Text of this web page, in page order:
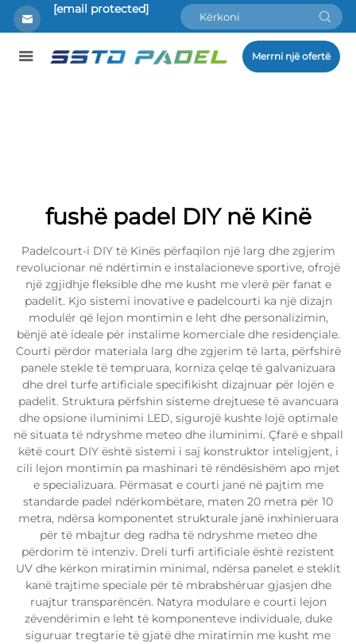
[email protected]
Merrni një ofertë
fushë padel DIY në Kinë
Padelcourt-i DIY të Kinës përfaqilon një larg dhe zgjerim
revolucionar në ndërtimin e instalacioneve sportive, ofrojë
një zgjidhje fleksible dhe me kusht me vlerë për fanat e
padelit. Kjo sistemi inovative e padelcourti ka një dizajn
modulër që lejon montimin e leht dhe personalizimin,
bënjë atë ideale për instalime komerciale dhe residençiale.
Courti përdor materiala larg dhe zgjerim të larta, përfshirë
panele stekle të tempruara, korniza çelqe të galvanizuara
dhe drel turfe artificiale specifikisht dizajnuar për lojën e
padelit. Struktura përfshin sisteme drejtuese të avancuara
dhe opsione iluminimi LED, sigurojë kushte lojë optimale
në situata të ndryshme meteo dhe iluminimi. Çfarë e shpall
këtë court DIY është sistemi i saj konstruktor inteligjent, i
cili lejon montimin pa mashinari të rëndësishëm apo mjet
e specializuara. Përmasat e courti janë në pajtim me
standarde padel ndërkombëtare, maten 20 metra për 10
metra, ndërsa komponentet strukturale janë inxhinieruara
për të mbajtur deg radha të ndryshme meteo dhe
përdorim të intenziv. Dreli turfi artificiale është rezistent
UV dhe kërkon miratimin minimal, ndërsa panelet e steklit
kanë trajtime speciale për të mbrabshëruar gjasjen dhe
ruajtur transparëncën. Natyra modulare e courti lejon
zëvendërimin e leht të komponenteve individuale, duke
siguruar tregtarie të gjatë dhe miratimin me kusht me